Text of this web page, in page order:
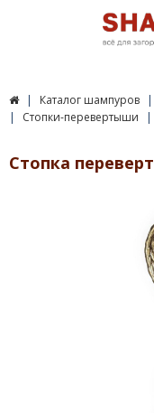
Каталог шампуров
Стопки-перевертыши
Стопка